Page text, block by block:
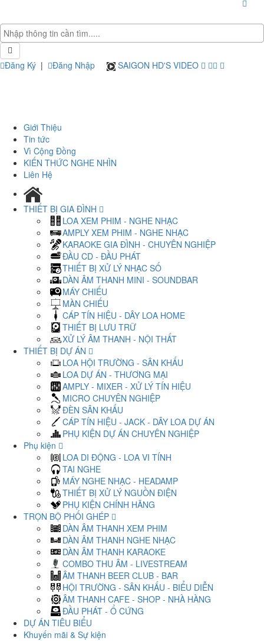
Đăng Ký | Đăng Nhập SAIGON HD'S VIDEO
Giới Thiệu
Tin tức
Vì Cộng Đồng
KIẾN THỨC NGHE NHÌN
Liên Hệ
THIẾT BỊ GIA ĐÌNH
LOA XEM PHIM - NGHE NHẠC
AMPLY XEM PHIM - NGHE NHẠC
KARAOKE GIA ĐÌNH - CHUYÊN NGHIỆP
ĐẦU CD - ĐẦU PHÁT
THIẾT BỊ XỬ LÝ NHẠC SỐ
DÀN ÂM THANH MINI - SOUNDBAR
MÁY CHIẾU
MÀN CHIẾU
CÁP TÍN HIỆU - DÂY LOA HOME
THIẾT BỊ LƯU TRỮ
XỬ LÝ ÂM THANH - NỘI THẤT
THIẾT BỊ DỰ ÁN
LOA HỘI TRƯỜNG - SÂN KHẤU
LOA DỰ ÁN - THƯƠNG MẠI
AMPLY - MIXER - XỬ LÝ TÍN HIỆU
MICRO CHUYÊN NGHIỆP
ĐÈN SÂN KHẤU
CÁP TÍN HIỆU - JACK - DÂY LOA DỰ ÁN
PHỤ KIỆN DỰ ÁN CHUYÊN NGHIỆP
Phụ kiện
LOA DI ĐỘNG - LOA VI TÍNH
TAI NGHE
MÁY NGHE NHẠC - HEADAMP
THIẾT BỊ XỬ LÝ NGUỒN ĐIỆN
PHỤ KIỆN CHÍNH HÃNG
TRỌN BỘ PHỐI GHÉP
DÀN ÂM THANH XEM PHIM
DÀN ÂM THANH NGHE NHẠC
DÀN ÂM THANH KARAOKE
COMBO THU ÂM - LIVESTREAM
ÂM THANH BEER CLUB - BAR
HỘI TRƯỜNG - SÂN KHẤU - BIỂU DIỄN
ÂM THANH CAFE - SHOP - NHÀ HÀNG
ĐẦU PHÁT - Ổ CỨNG
DỰ ÁN TIÊU BIỂU
Khuyến mãi & Sự kiện